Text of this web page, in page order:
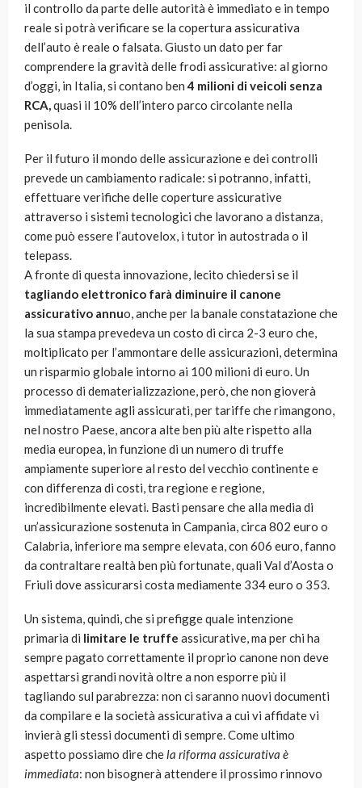
il controllo da parte delle autorità è immediato e in tempo
reale si potrà verificare se la copertura assicurativa
dell’auto è reale o falsata. Giusto un dato per far
comprendere la gravità delle frodi assicurative: al giorno
d’oggi, in Italia, si contano ben4 milioni di veicoli senza
RCA,quasi il 10% dell’intero parco circolante nella
penisola.
Per il futuro il mondo delle assicurazione e dei controlli
prevede un cambiamento radicale: si potranno, infatti,
effettuare verifiche delle coperture assicurative
attraverso i sistemi tecnologici che lavorano a distanza,
come può essere l’autovelox, i tutor in autostrada o il
telepass.
A fronte di questa innovazione, lecito chiedersi se il
tagliando elettronico farà diminuire il canone
assicurativo annuo, anche per la banale constatazione che
la sua stampa prevedeva un costo di circa 2-3 euro che,
moltiplicato per l’ammontare delle assicurazioni, determina
un risparmio globale intorno ai 100 milioni di euro. Un
processo di dematerializzazione, però, che non gioverà
immediatamente agli assicurati, per tariffe che rimangono,
nel nostro Paese, ancora alte ben più alte rispetto alla
media europea, in funzione di un numero di truffe
ampiamente superiore al resto del vecchio continente e
con differenza di costi, tra regione e regione,
incredibilmente elevati. Basti pensare che alla media di
un’assicurazione sostenuta in Campania, circa 802 euro o
Calabria, inferiore ma sempre elevata, con 606 euro, fanno
da contraltare realtà ben più fortunate, quali Val d’Aosta o
Friuli dove assicurarsi costa mediamente 334 euro o 353.
Un sistema, quindi, che si prefigge quale intenzione
primaria di limitare le truffe assicurative, ma per chi ha
sempre pagato correttamente il proprio canone non deve
aspettarsi grandi novità oltre a non esporre più il
tagliando sul parabrezza: non ci saranno nuovi documenti
da compilare e la società assicurativa a cui vi affidate vi
invierà gli stessi documenti di sempre. Come ultimo
aspetto possiamo dire chela riforma assicurativa è
immediata: non bisognerà attendere il prossimo rinnovo